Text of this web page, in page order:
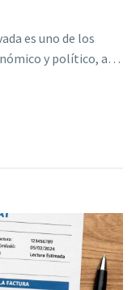
es uno de los
y político, a…